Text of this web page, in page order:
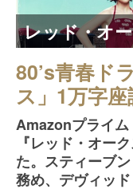
レッド・オ
80’s青春ド
ス」1万字
Amazonプライム
『レッド・オー
た。スティーブ
務め、デヴィッ